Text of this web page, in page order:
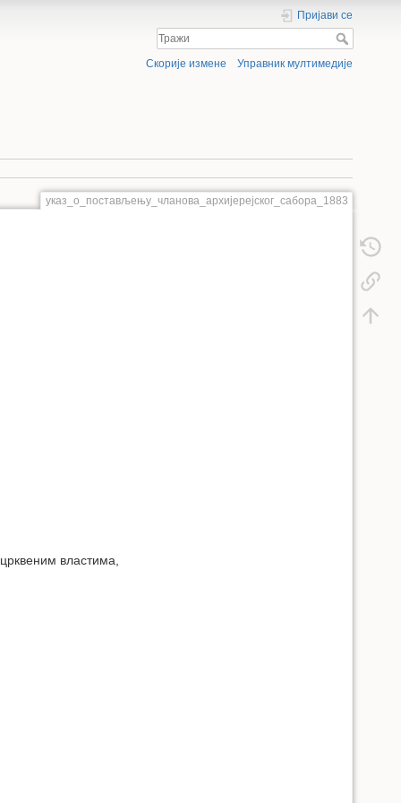
Пријави се
Скорије измене Управник мултимедије
указ_о_постављењу_чланова_архијерејског_сабора_1883
властима,